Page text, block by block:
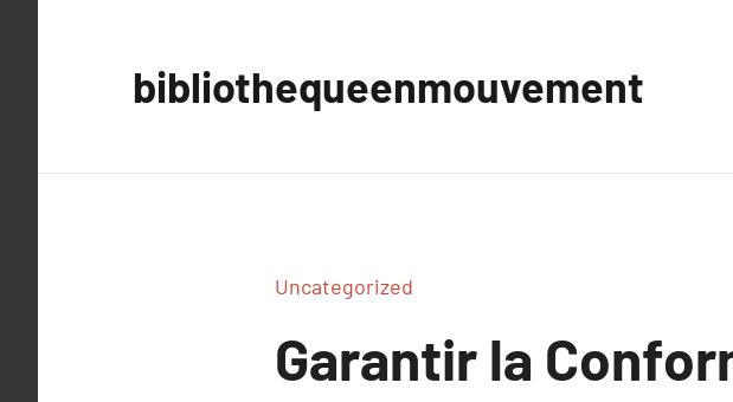
bibliothequeenmouvement
Uncategorized
Garantir la